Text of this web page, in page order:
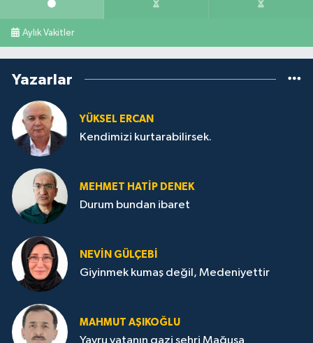
Aylık Vakitler
Yazarlar
YÜKSEL ERCAN
Kendimizi kurtarabilirsek.
MEHMET HATİP DENEK
Durum bundan ibaret
NEVİN GÜLÇEBİ
Giyinmek kumaş değil, Medeniyettir
MAHMUT AŞIKOĞLU